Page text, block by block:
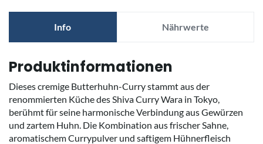
Info Nährwerte
Produktinformationen
Dieses cremige Butterhuhn-Curry stammt aus der
renommierten Küche des Shiva Curry Wara in Tokyo,
berühmt für seine harmonische Verbindung aus Gewürzen
und zartem Huhn. Die Kombination aus frischer Sahne,
aromatischem Currypulver und saftigem Hühnerfleisch